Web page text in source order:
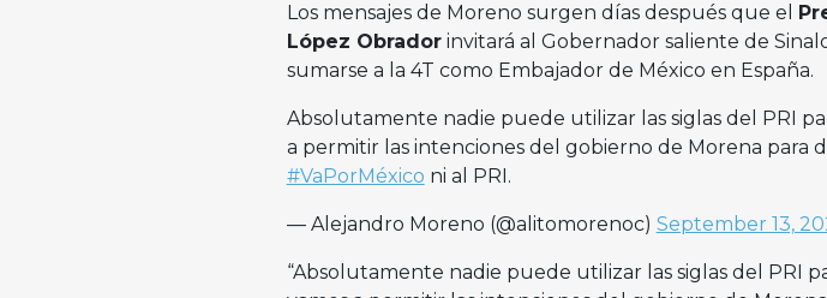
Los mensajes de Moreno surgen días después que el
López Obradorinvitará al Gobernador saliente de
sumarse a la 4T como Embajador de México en España.
Absolutamente nadie puede utilizar las siglas del PRI
a permitir las intenciones del gobierno de Morena para
#VaPorMéxico ni al PRI.
— Alejandro Moreno (@alitomorenoc) September 13,
“Absolutamente nadie puede utilizar las siglas del PRI